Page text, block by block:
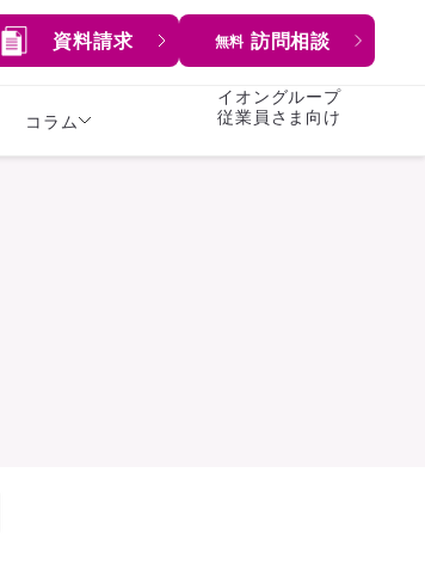
資料請求 無料 訪問相談
コラム
イオングループ
従業員さま向け